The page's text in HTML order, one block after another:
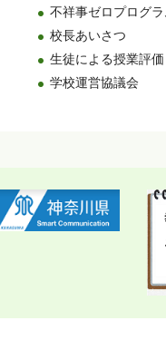
不祥事ゼロプログラ
校長あいさつ
生徒による授業評価
学校運営協議会